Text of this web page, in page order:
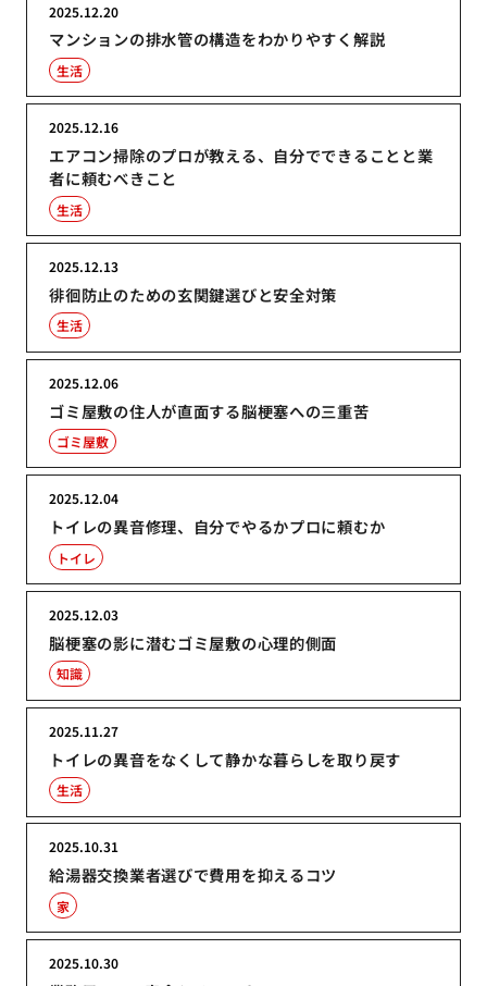
マンションの排水管の構造をわかりやすく解説
2025.12.20
生活
エアコン掃除のプロが教える、自分でできることと業
者に頼むべきこと
2025.12.16
生活
徘徊防止のための玄関鍵選びと安全対策
2025.12.13
生活
ゴミ屋敷の住人が直面する脳梗塞への三重苦
2025.12.06
ゴミ屋敷
トイレの異音修理、自分でやるかプロに頼むか
2025.12.04
トイレ
脳梗塞の影に潜むゴミ屋敷の心理的側面
2025.12.03
知識
トイレの異音をなくして静かな暮らしを取り戻す
2025.11.27
生活
給湯器交換業者選びで費用を抑えるコツ
2025.10.31
家
2025.10.30